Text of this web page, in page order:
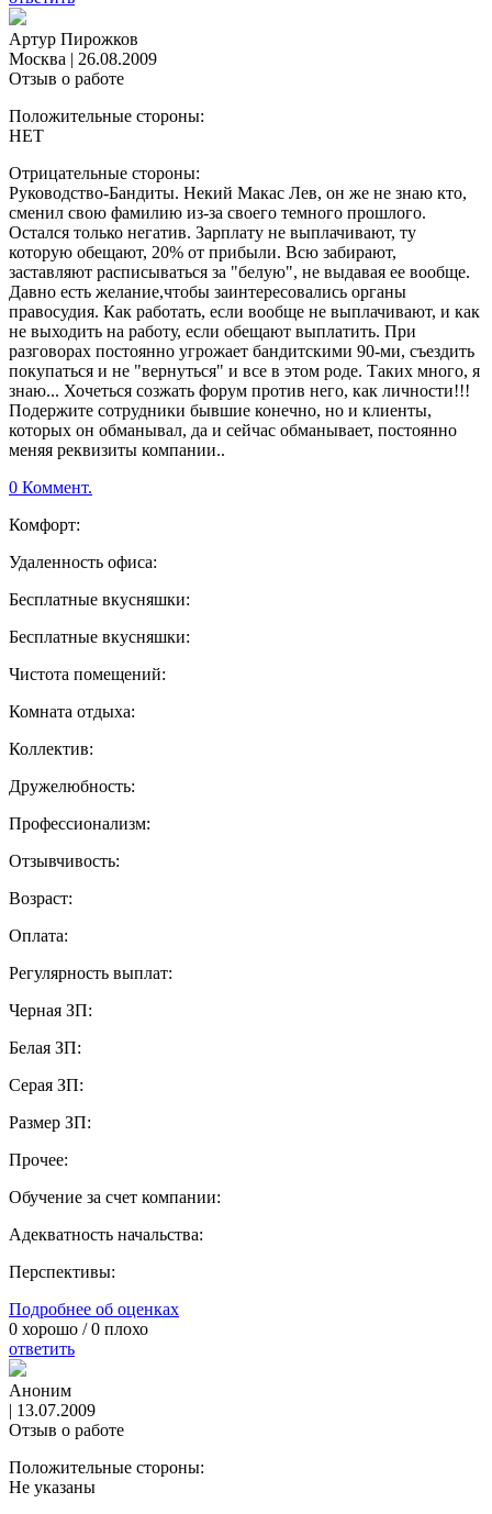
Артур Пирожков
Москва | 26.08.2009
Отзыв о работе
Положительные стороны:
НЕТ
Отрицательные стороны:
Руководство-Бандиты. Некий Макас Лев, он же не знаю кто,
сменил свою фамилию из-за своего темного прошлого.
Остался только негатив. Зарплату не выплачивают, ту
которую обещают, 20% от прибыли. Всю забирают,
заставляют расписываться за "белую", не выдавая ее вообще.
Давно есть желание,чтобы заинтересовались органы
правосудия. Как работать, если вообще не выплачивают, и как
не выходить на работу, если обещают выплатить. При
разговорах постоянно угрожает бандитскими 90-ми, съездить
покупаться и не "вернуться" и все в этом роде. Таких много, я
знаю... Хочеться созжать форум против него, как личности!!!
Подержите сотрудники бывшие конечно, но и клиенты,
которых он обманывал, да и сейчас обманывает, постоянно
меняя реквизиты компании..
0 Коммент.
Комфорт:
Удаленность офиса:
Бесплатные вкусняшки:
Бесплатные вкусняшки:
Чистота помещений:
Комната отдыха:
Коллектив:
Дружелюбность:
Профессионализм:
Отзывчивость:
Возраст:
Оплата:
Регулярность выплат:
Черная ЗП:
Белая ЗП:
Серая ЗП:
Размер ЗП:
Прочее:
Обучение за счет компании:
Адекватность начальства:
Перспективы:
Подробнее об оценках
0 хорошо /0 плохо
ответить
Аноним
| 13.07.2009
Отзыв о работе
Положительные стороны:
Не указаны